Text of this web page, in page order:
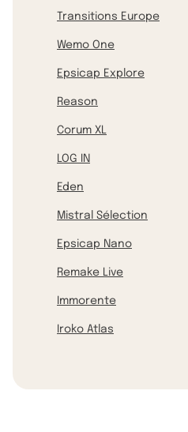
Transitions Europe
Wemo One
Epsicap Explore
Reason
Corum XL
LOG IN
Eden
Mistral Sélection
Epsicap Nano
Remake Live
Immorente
Iroko Atlas